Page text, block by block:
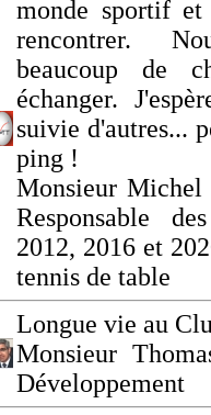
monde sportif
rencontrer.
beaucoup de
échanger.
suivie d'autres...
ping !
Monsieur
Responsable
2012, 2016 et
tennis de table
Longue vie au
Monsieur
Développement